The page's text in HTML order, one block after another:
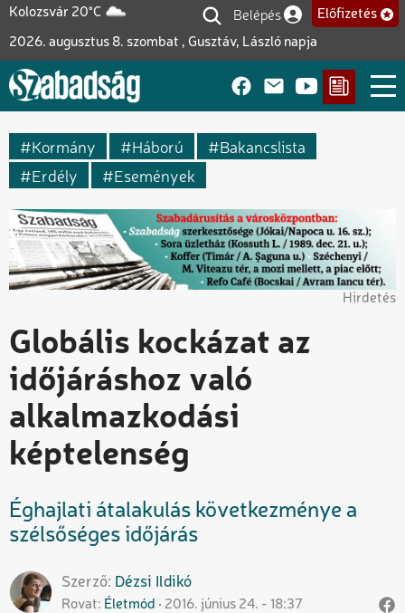
Ugrás
tartalomra
Kolozsvár 20°C
2026. augusztus 8. szombat , Gusztáv, László napja
Felhasználói fiók
Belépés Előfizetés
Kormány Háború
Bakancslista
Erdély
Események
Hirdetés
Globális kockázat az
időjáráshoz való
alkalmazkodási
képtelenség
Éghajlati átalakulás következménye a
szélsőséges időjárás
Szerző Dézsi Ildikó
Rovat Életmód 2016. június 24. - 18:37